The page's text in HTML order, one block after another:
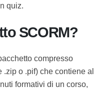
ripetizione di
quiz.
SCORM?
compresso